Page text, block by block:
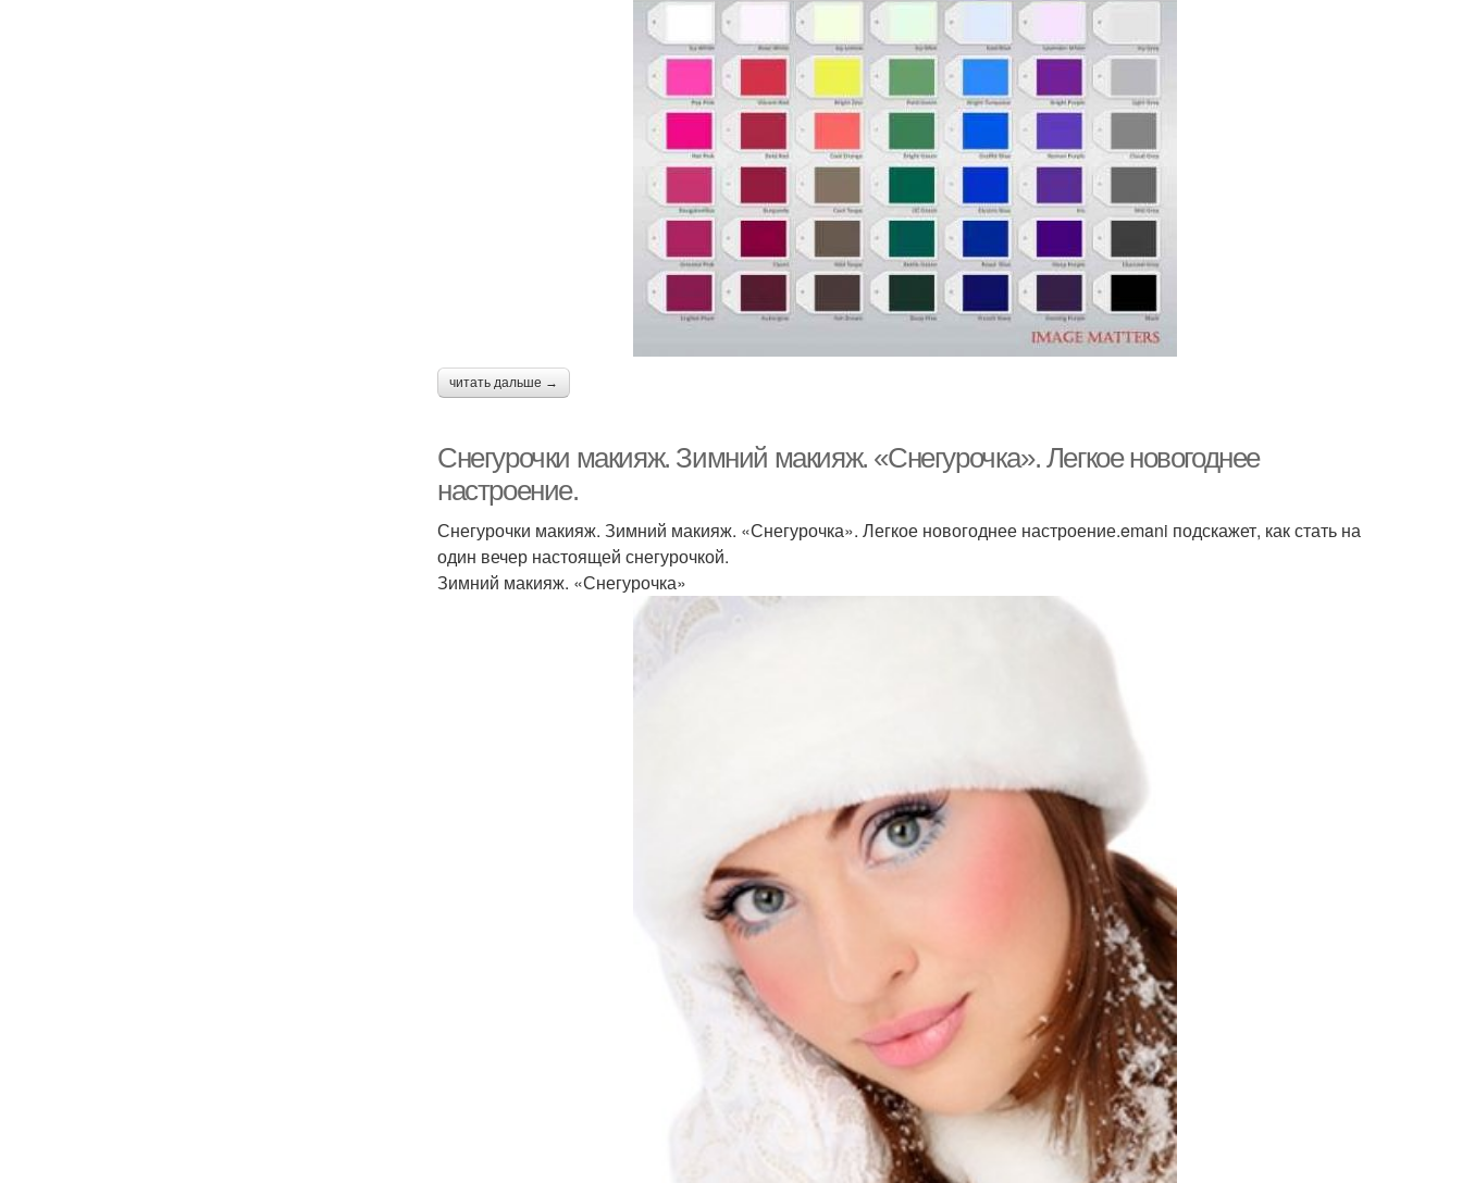
читать дальше →
Снегурочки макияж. Зимний макияж. «Снегурочка». Легкое новогоднее
настроение.
Снегурочки макияж. Зимний макияж. «Снегурочка». Легкое новогоднее настроение.emani подскажет, как стать на
один вечер настоящей снегурочкой.
Зимний макияж. «Снегурочка»